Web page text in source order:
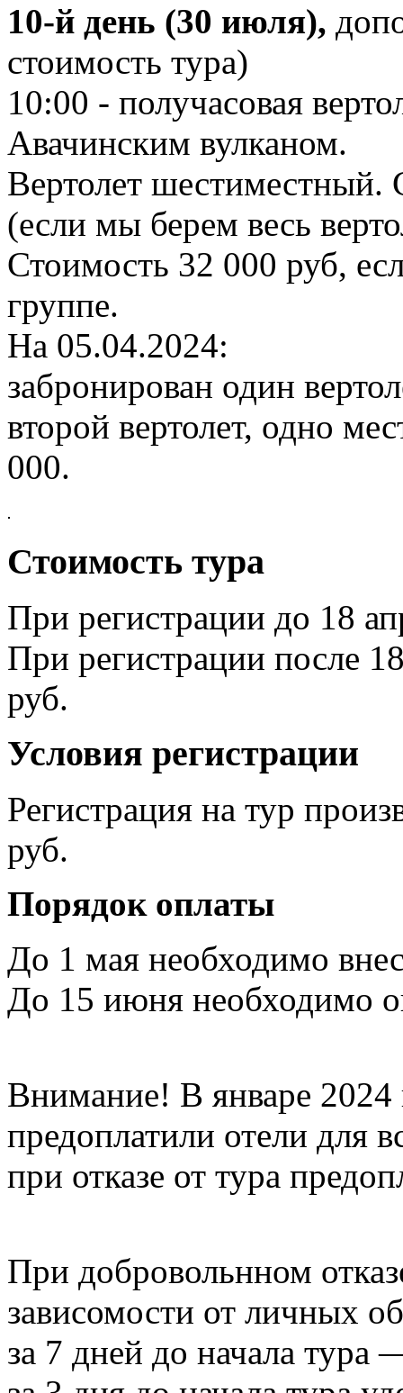
10-й день (30 июля),
стоимость тура)
10:00 - получасовая
Авачинским вулканом.
Вертолет шестиместный.
(если мы берем весь
Стоимость 32 000 руб,
группе.
На 05.04.2024:
забронирован один
второй вертолет, одно
000.
Стоимость тура
При регистрации до 18
При регистрации после
руб.
Условия регистрации
Регистрация на тур
руб.
Порядок оплаты
До 1 мая необходимо
До 15 июня необходимо
Внимание! В январе 2024
предоплатили отели для
при отказе от тура
При добровольнном
зависомости от личных
за 7 дней до начала тура